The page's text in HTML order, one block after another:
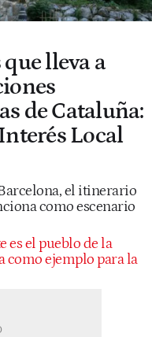
lleva a
de Cataluña:
Local
el itinerario
como escenario
es el pueblo de la
como ejemplo para la